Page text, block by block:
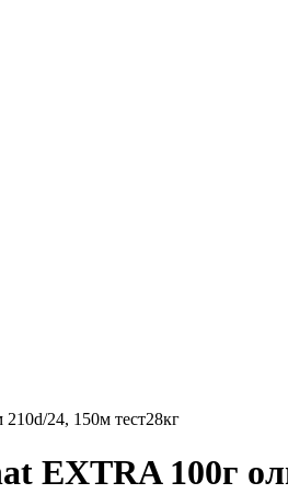
24, 150м тест28кг
EXTRA 100г